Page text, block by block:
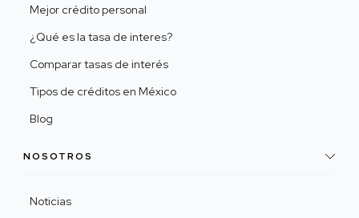
Mejor crédito personal
¿Qué es la tasa de interes?
Comparar tasas de interés
Tipos de créditos en México
Blog
NOSOTROS
Noticias